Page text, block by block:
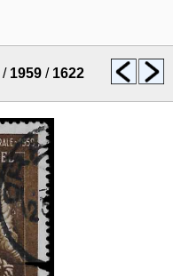
/ 1959 / 1622